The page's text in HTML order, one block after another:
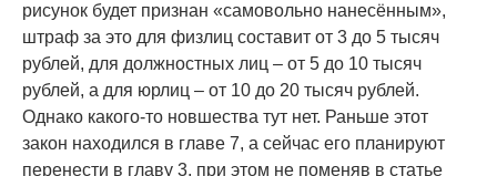
рисунок будет признан «самовольно нанесённым»,
штраф за это для физлиц составит от 3 до 5 тысяч
рублей, для должностных лиц – от 5 до 10 тысяч
рублей, а для юрлиц – от 10 до 20 тысяч рублей.
Однако какого-то новшества тут нет. Раньше этот
закон находился в главе 7, а сейчас его планируют
перенести в главу 3, при этом не поменяв в статье